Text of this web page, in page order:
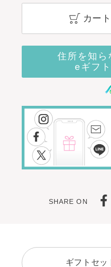
カー
SHARE ON
ギフトセッ